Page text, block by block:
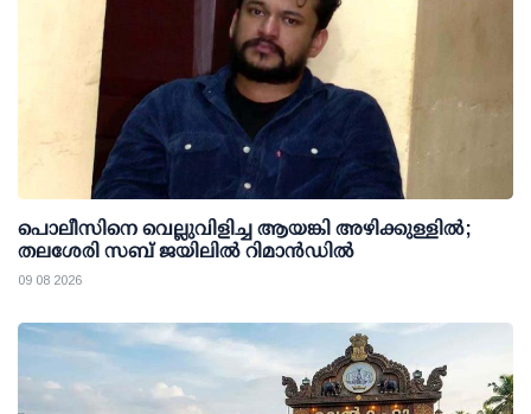
പൊലീസിനെ വെല്ലുവിളിച്ച ആയങ്കി അഴിക്കുള്ളില്‍;
തലശേരി സബ് ജയിലില്‍ റിമാന്‍ഡില്‍
09 08 2026